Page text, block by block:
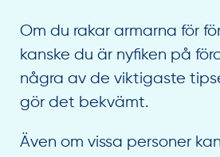
Om du rakar armarna för
kanske du är nyfiken på
några av de viktigaste
gör det bekvämt.
Även om vissa personer